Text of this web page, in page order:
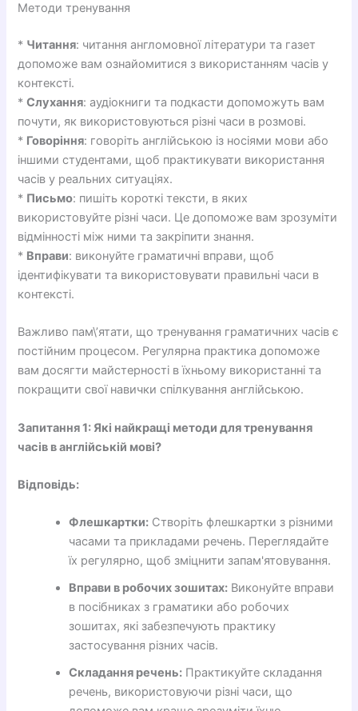
Методи тренування
* Читання: читання англомовної літератури та газет
допоможе вам ознайомитися з використанням часів у
контексті.
*Слухання: аудіокниги та подкасти допоможуть вам
почути, як використовуються різні часи в розмові.
* Говоріння: говоріть англійською із носіями мови або
іншими студентами, щоб практикувати використання
часів у реальних ситуаціях.
* Письмо: пишіть короткі тексти, в яких
використовуйте різні часи. Це допоможе вам зрозуміти
відмінності між ними та закріпити знання.
* Вправи: виконуйте граматичні вправи, щоб
ідентифікувати та використовувати правильні часи в
контексті.
Важливо пам\’ятати, що тренування граматичних часів є
постійним процесом. Регулярна практика допоможе
вам досягти майстерності в їхньому використанні та
покращити свої навички спілкування англійською.
Запитання 1: Які найкращі методи для тренування
часів в англійській мові?
Відповідь:
Флешкартки: Створіть флешкартки з різними
часами та прикладами речень. Переглядайте
їх регулярно, щоб зміцнити запам'ятовування.
Вправи в робочих зошитах: Виконуйте вправи
в посібниках з граматики або робочих
зошитах, які забезпечують практику
застосування різних часів.
Складання речень: Практикуйте складання
речень, використовуючи різні часи, що